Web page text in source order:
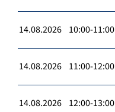
14.08.2026 10:00-11:00
14.08.2026 11:00-12:00
14.08.2026 12:00-13:00